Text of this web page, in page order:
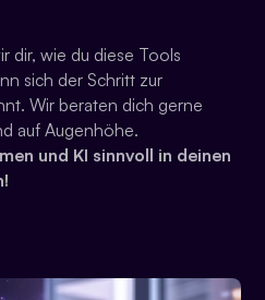
dir, wie du diese Tools
sich der Schritt zur
Wir beraten dich gerne
auf Augenhöhe.
und KI sinnvoll in deinen